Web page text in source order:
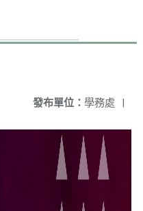
發布單位： 學務處 |